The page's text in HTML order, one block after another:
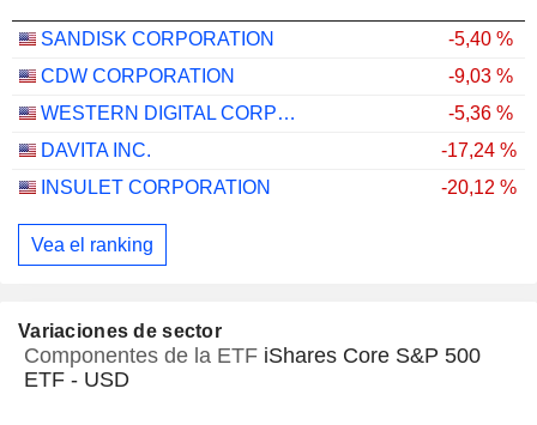
SANDISK CORPORATION
-5,40 %
CDW CORPORATION
-9,03 %
WESTERN DIGITAL CORPORATION
-5,36 %
DAVITA INC.
-17,24 %
INSULET CORPORATION
-20,12 %
Vea el ranking
Variaciones de sector
Componentes de la ETF iShares Core S&P 500
ETF - USD